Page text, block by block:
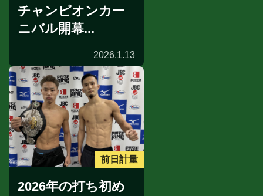
チャンピオンカー
ニバル開幕...
2026.1.13
前日計量
2026年の打ち初め